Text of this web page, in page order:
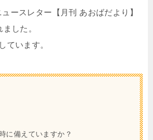
ースレター【月刊 あおばだより】
した。
ています。
に備えていますか？